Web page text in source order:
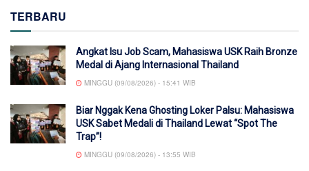
TERBARU
Angkat Isu Job Scam, Mahasiswa USK Raih Bronze
Medal di Ajang Internasional Thailand
MINGGU (09/08/2026) - 15:41 WIB
Biar Nggak Kena Ghosting Loker Palsu: Mahasiswa
USK Sabet Medali di Thailand Lewat “Spot The
Trap”!
MINGGU (09/08/2026) - 13:55 WIB